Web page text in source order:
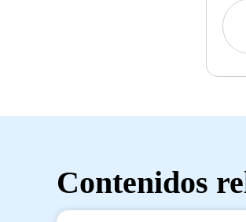
Contenidos